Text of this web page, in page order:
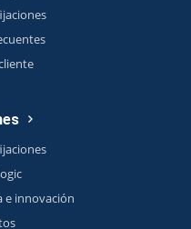
e innovación